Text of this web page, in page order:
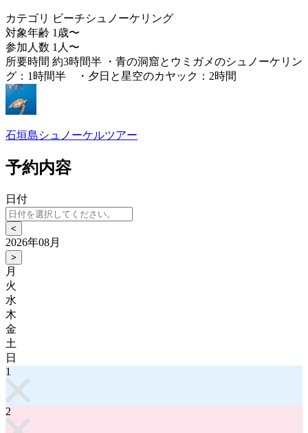
カテゴリ
ビーチシュノーケリング
対象年齢 1歳〜
参加人数 1人〜
所要時間 約3時間半 ・青の洞窟とウミガメのシュノーケリン
グ：1時間半 ・夕日と星空のカヤック：2時間
石垣島シュノーケルツアー
予約内容
日付
<
2026年08月
>
月
火
水
木
金
土
日
1
2